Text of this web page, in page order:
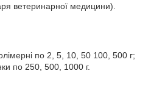
ветеринарної медицини).
по 2, 5, 10, 50 100, 500 г;
по 250, 500, 1000 г.